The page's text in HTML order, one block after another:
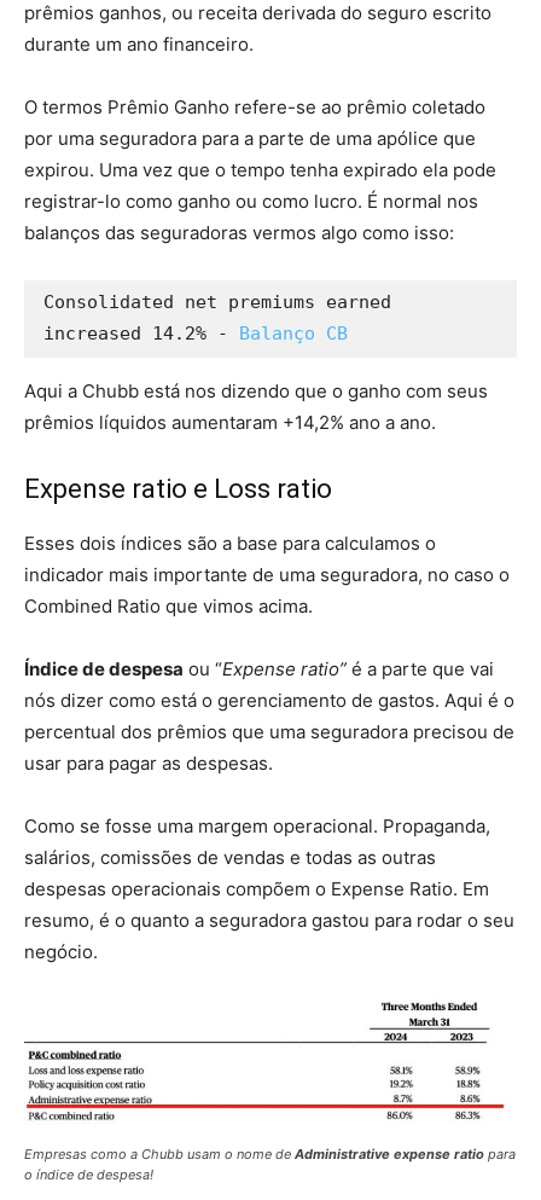
prêmios ganhos, ou receita derivada do seguro escrito
durante um ano financeiro.
O termos Prêmio Ganho refere-se ao prêmio coletado
por uma seguradora para a parte de uma apólice que
expirou. Uma vez que o tempo tenha expirado ela pode
registrar-lo como ganho ou como lucro. É normal nos
balanços das seguradoras vermos algo como isso:
Consolidated net premiums earned
increased 14.2% - Balanço CB
Aqui a Chubb está nos dizendo que o ganho com seus
prêmios líquidos aumentaram +14,2% ano a ano.
Expense ratio e Loss ratio
Esses dois índices são a base para calculamos o
indicador mais importante de uma seguradora, no caso o
Combined Ratio que vimos acima.
Índice de despesa ou “Expense ratio” é a parte que vai
nós dizer como está o gerenciamento de gastos. Aqui é o
percentual dos prêmios que uma seguradora precisou de
usar para pagar as despesas.
Como se fosse uma margem operacional. Propaganda,
salários, comissões de vendas e todas as outras
despesas operacionais compõem o Expense Ratio. Em
resumo, é o quanto a seguradora gastou para rodar o seu
negócio.
Empresas como a Chubb usam o nome de Administrative expense ratio para
o índice de despesa!